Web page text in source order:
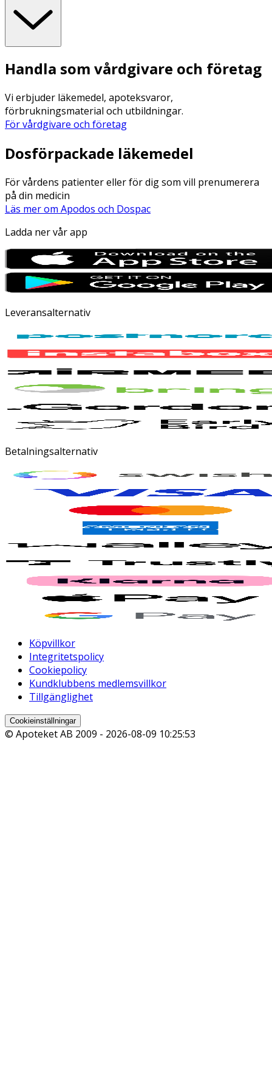
Handla som vårdgivare och företag
Vi erbjuder läkemedel, apoteksvaror,
förbrukningsmaterial och utbildningar.
För vårdgivare och företag
Dosförpackade läkemedel
För vårdens patienter eller för dig som vill prenumerera
på din medicin
Läs mer om Apodos och Dospac
Ladda ner vår app
Leveransalternativ
Betalningsalternativ
Köpvillkor
Integritetspolicy
Cookiepolicy
Kundklubbens medlemsvillkor
Tillgänglighet
Cookieinställningar
© Apoteket AB 2009 - 2026-08-09 10:25:53